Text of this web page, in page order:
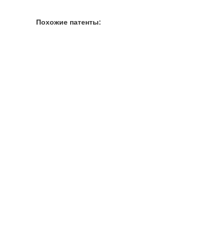
Похожие патенты: